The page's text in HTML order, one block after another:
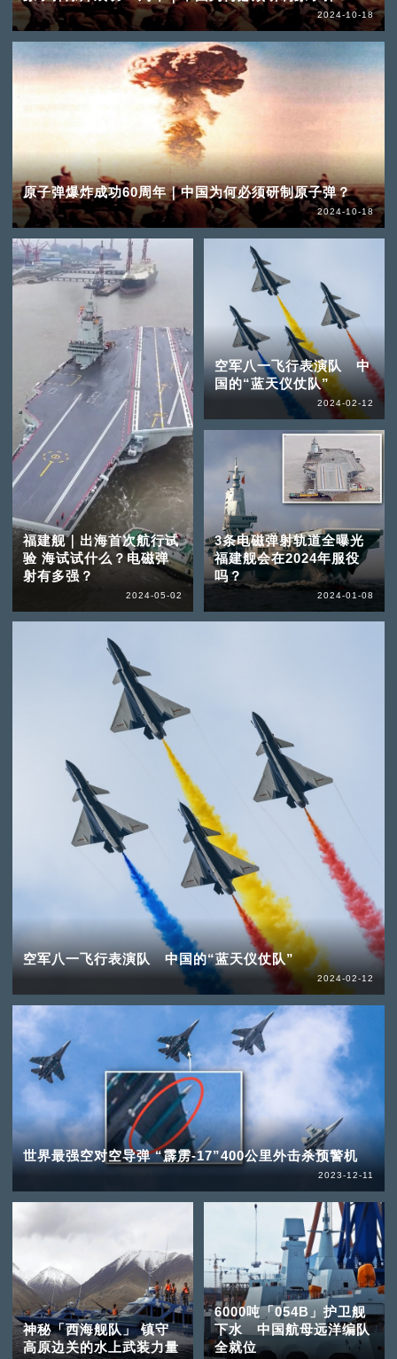
2024-10-18
原子弹爆炸成功60周年｜中国为何必须研制原子弹？
2024-10-18
福建舰｜出海首次航行试
验 海试试什么？电磁弹
射有多强？
2024-05-02
空军八一飞行表演队 中国的“蓝天仪仗队”
2024-02-12
空军八一飞行表演队 中
国的“蓝天仪仗队”
2024-02-12
3条电磁弹射轨道全曝光
福建舰会在2024年服役
吗？
2024-01-08
世界最强空对空导弹 “霹雳-17”400公里外击杀预警机
2023-12-11
神秘「西海舰队」 镇守
高原边关的水上武装力量
6000吨「054B」护卫舰
下水 中国航母远洋编队
全就位